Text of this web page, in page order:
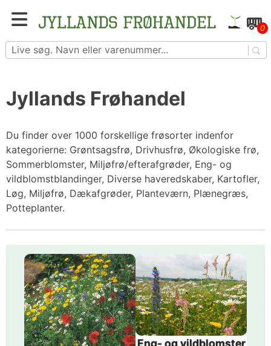
Blomster- og grøntsagsfrø fra hele Europa – få
adgang til 1.229 spændende sorter
0
Jyllands Frøhandel
Du finder over 1000 forskellige frøsorter indenfor
kategorierne: Grøntsagsfrø, Drivhusfrø, Økologiske frø,
Sommerblomster, Miljøfrø/efterafgrøder, Eng- og
vildblomstblandinger, Diverse haveredskaber, Kartofler,
Løg, Miljøfrø, Dækafgrøder, Planteværn, Plænegræs,
Potteplanter.
Eng- og vildblomster